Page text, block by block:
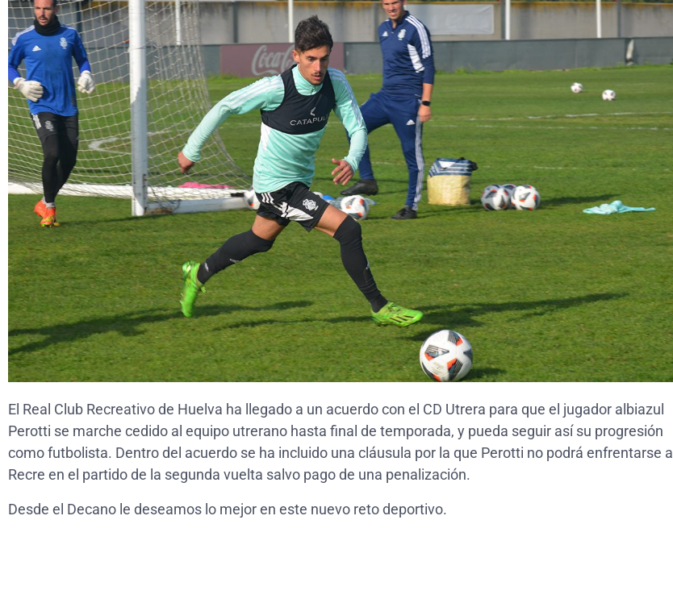
El Real Club Recreativo de Huelva ha llegado a un acuerdo con el CD Utrera para que el jugador albiazul
Perotti se marche cedido al equipo utrerano hasta final de temporada, y pueda seguir así su progresión
como futbolista. Dentro del acuerdo se ha incluido una cláusula por la que Perotti no podrá enfrentarse al
Recre en el partido de la segunda vuelta salvo pago de una penalización.
Desde el Decano le deseamos lo mejor en este nuevo reto deportivo.